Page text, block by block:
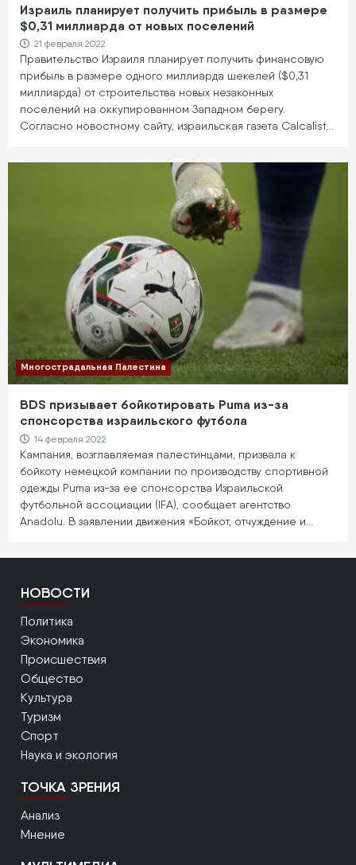
Израиль планирует получить прибыль в размере
$0,31 миллиарда от новых поселений
21 февраля 2022
Правительство Израиля планирует получить финансовую
прибыль в размере одного миллиарда шекелей ($0,31
миллиарда) от строительства новых незаконных
поселений на оккупированном Западном берегу.
Согласно новостному сайту, израильская газета Calcalist…
Многострадальная Палестина
BDS призывает бойкотировать Puma из-за
спонсорства израильского футбола
14 февраля 2022
Кампания, возглавляемая палестинцами, призвала к
бойкоту немецкой компании по производству спортивной
одежды Puma из-за ее спонсорства Израильской
футбольной ассоциации (IFA), сообщает агентство
Anadolu. В заявлении движения «Бойкот, отчуждение и…
НОВОСТИ
Политика
Экономика
Происшествия
Общество
Культура
Туризм
Спорт
Наука и экология
ТОЧКА ЗРЕНИЯ
Анализ
Мнение